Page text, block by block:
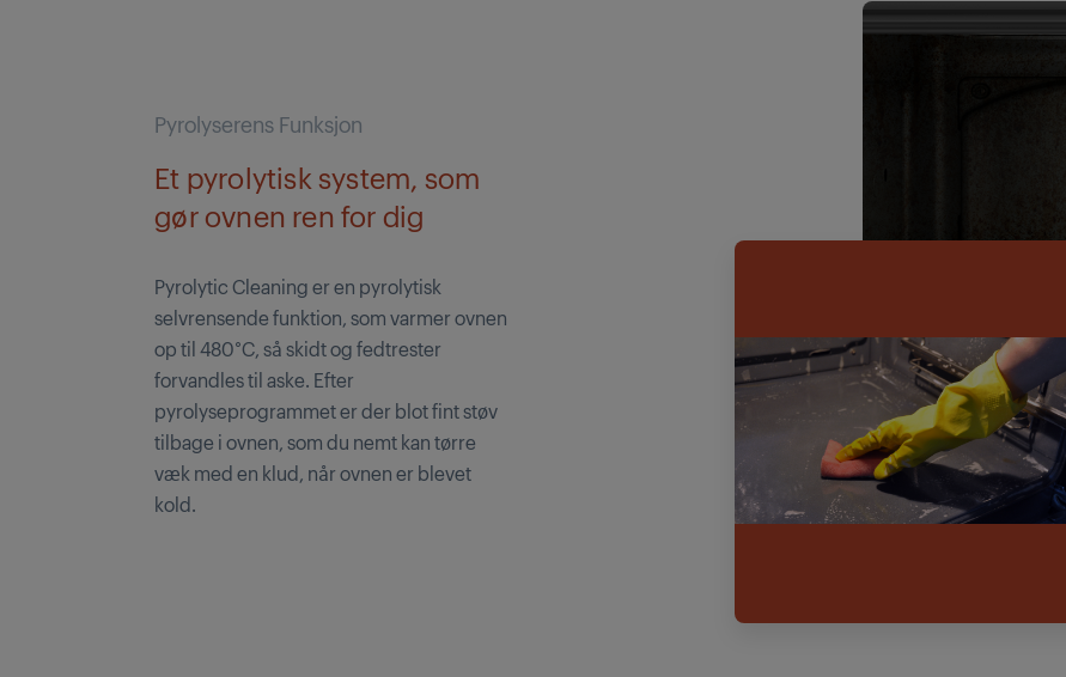
Pyrolyserens Funksjon
Et pyrolytisk system, som
gør ovnen ren for dig
Pyrolytic Cleaning er en pyrolytisk
selvrensende funktion, som varmer ovnen
op til 480°C, så skidt og fedtrester
forvandles til aske. Efter
pyrolyseprogrammet er der blot fint støv
tilbage i ovnen, som du nemt kan tørre
væk med en klud, når ovnen er blevet
kold.